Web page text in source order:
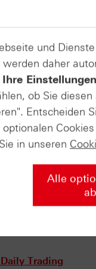
Trading
und
daher
ob Sie diesen
Entscheiden
in unseren
Alle